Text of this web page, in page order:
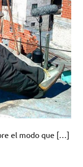
el modo que […]